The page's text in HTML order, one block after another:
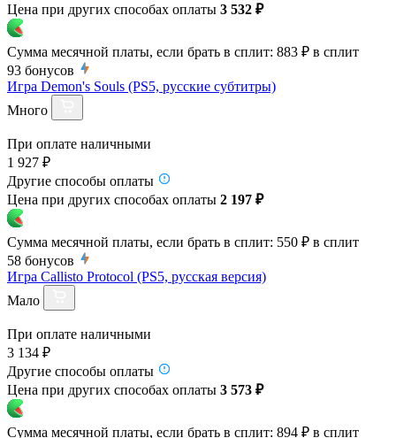
Цена при других способах оплаты 3 532 ₽
Сумма месячной платы, если брать в сплит: 883 ₽ в сплит
93 бонусов
Игра Demon's Souls (PS5, русские субтитры)
Много
При оплате наличными
1 927 ₽
Другие способы оплаты
Цена при других способах оплаты 2 197 ₽
Сумма месячной платы, если брать в сплит: 550 ₽ в сплит
58 бонусов
Игра Callisto Protocol (PS5, русская версия)
Мало
При оплате наличными
3 134 ₽
Другие способы оплаты
Цена при других способах оплаты 3 573 ₽
Сумма месячной платы, если брать в сплит: 894 ₽ в сплит